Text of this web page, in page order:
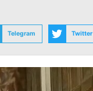
Telegram Twitter